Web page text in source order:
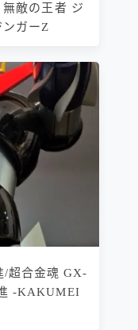
敵の王者 ジ
ガーZ
/超合金魂 GX-
-KAKUMEI